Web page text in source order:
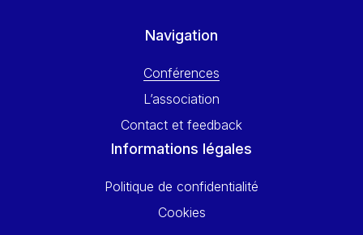
Navigation
Conférences
L’association
Contact et feedback
Informations légales
Politique de confidentialité
Cookies